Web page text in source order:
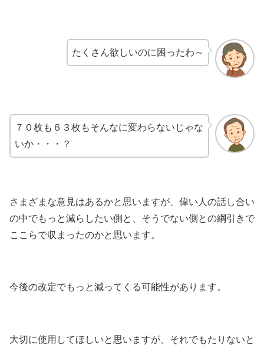
たくさん欲しいのに困ったわ～
７０枚も６３枚もそんなに変わらないじゃな
いか・・・？
さまざまな意見はあるかと思いますが、偉い人の話し合い
の中でもっと減らしたい側と、そうでない側との綱引きで
ここらで収まったのかと思います。
今後の改定でもっと減ってくる可能性があります。
大切に使用してほしいと思いますが、それでもたりないと